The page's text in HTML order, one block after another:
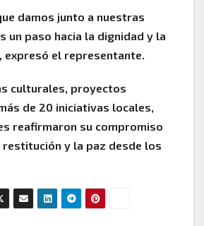
damos junto a nuestras
un paso hacia la dignidad y la
expresó el representante.
culturales, proyectos
de 20 iniciativas locales,
reafirmaron su compromiso
y la paz desde los